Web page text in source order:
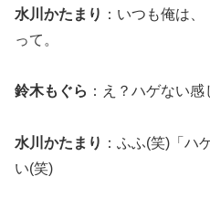
水川かたまり ：いつも俺は
って。
鈴木もぐら ：え？ハゲない感
水川かたまり ：ふふ(笑)「ハ
い(笑)